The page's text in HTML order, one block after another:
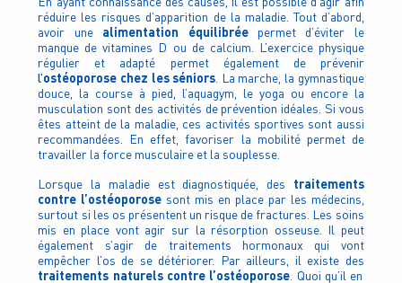
réduire les risques d’apparition de la maladie. Tout d’abord,
avoir une alimentation équilibréepermet d’éviter le
manque de vitamines D ou de calcium. L’exercice physique
régulier et adapté permet également de prévenir
l’ostéoporose chez les séniors . La marche, la gymnastique
douce, la course à pied, l’aquagym, le yoga ou encore la
musculation sont des activités de prévention idéales. Si vous
êtes atteint de la maladie, ces activités sportives sont aussi
recommandées. En effet, favoriser la mobilité permet de
travailler la force musculaire et la souplesse.
Lorsque la maladie est diagnostiquée, des traitements
contre l’ostéoporose sont mis en place par les médecins,
surtout si les os présentent un risque de fractures. Les soins
mis en place vont agir sur la résorption osseuse. Il peut
également s’agir de traitements hormonaux qui vont
empêcher l’os de se détériorer. Par ailleurs, il existe des
traitements naturels contre l’ostéoporose . Quoi qu’il en